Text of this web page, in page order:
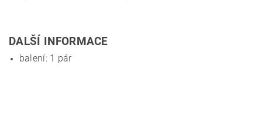
DALŠÍ INFORMACE
balení: 1 pár